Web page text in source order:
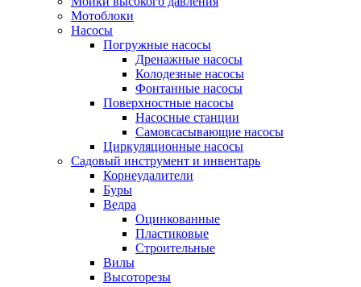
Мотоблоки
Насосы
Погружные насосы
Дренажные насосы
Колодезные насосы
Фонтанные насосы
Поверхностные насосы
Насосные станции
Самовсасывающие насосы
Циркуляционные насосы
Садовый инструмент и инвентарь
Корнеудалители
Буры
Ведра
Оцинкованные
Пластиковые
Строительные
Вилы
Высоторезы